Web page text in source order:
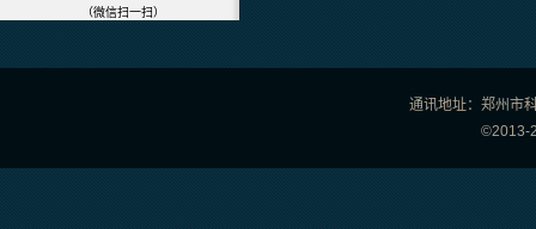
（微信扫一扫）
通讯地址：郑州
©2013-